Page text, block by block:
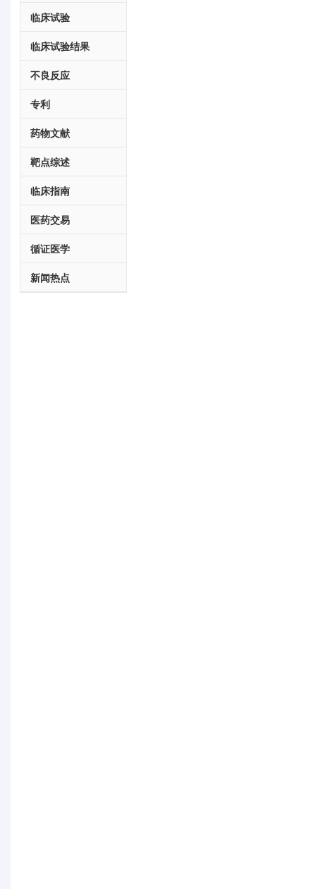
临床试验
临床试验结果
不良反应
专利
药物文献
靶点综述
临床指南
医药交易
循证医学
新闻热点